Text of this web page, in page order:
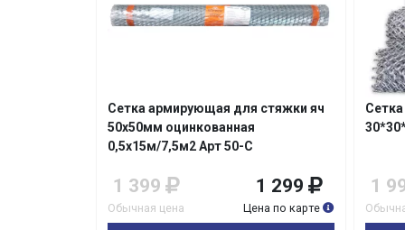
Сетка рабица оцинкованная
30*30*1,6мм 1,0*10м /10м2
1 999
Обычная цена
1 899
Цена по карте